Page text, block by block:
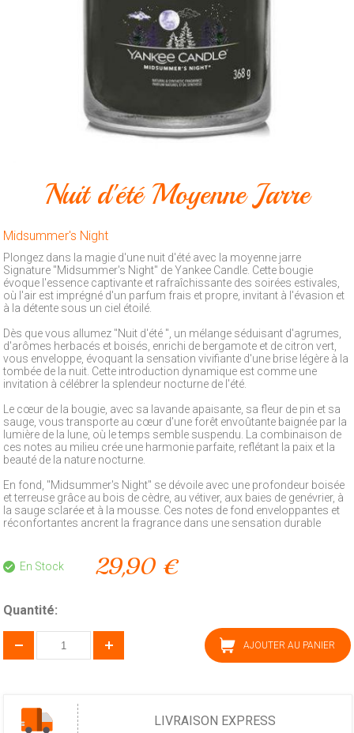
Nuit d'été Moyenne Jarre
Midsummer's Night
Plongez dans la magie d'une nuit d'été avec la moyenne jarre
Signature "Midsummer's Night" de Yankee Candle. Cette bougie
évoque l'essence captivante et rafraîchissante des soirées estivales,
où l'air est imprégné d'un parfum frais et propre, invitant à l'évasion et
à la détente sous un ciel étoilé.
Dès que vous allumez "Nuit d'été ", un mélange séduisant d'agrumes,
d'arômes herbacés et boisés, enrichi de bergamote et de citron vert,
vous enveloppe, évoquant la sensation vivifiante d'une brise légère à la
tombée de la nuit. Cette introduction dynamique est comme une
invitation à célébrer la splendeur nocturne de l'été.
Le cœur de la bougie, avec sa lavande apaisante, sa fleur de pin et sa
sauge, vous transporte au cœur d'une forêt envoûtante baignée par la
lumière de la lune, où le temps semble suspendu. La combinaison de
ces notes au milieu crée une harmonie parfaite, reflétant la paix et la
beauté de la nature nocturne.
En fond, "Midsummer's Night" se dévoile avec une profondeur boisée
et terreuse grâce au bois de cèdre, au vétiver, aux baies de genévrier, à
la sauge sclarée et à la mousse. Ces notes de fond enveloppantes et
réconfortantes ancrent la fragrance dans une sensation durable
En Stock 29,90 €
Quantité:
AJOUTER AU PANIER
LIVRAISON EXPRESS